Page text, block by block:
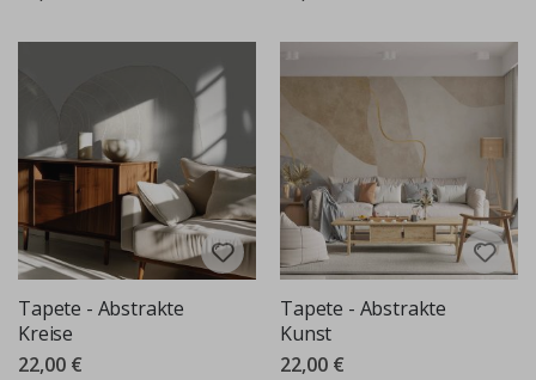
Tapete - Abstrakte
Kreise
22,00 €
Tapete - Abstrakte
Kunst
22,00 €